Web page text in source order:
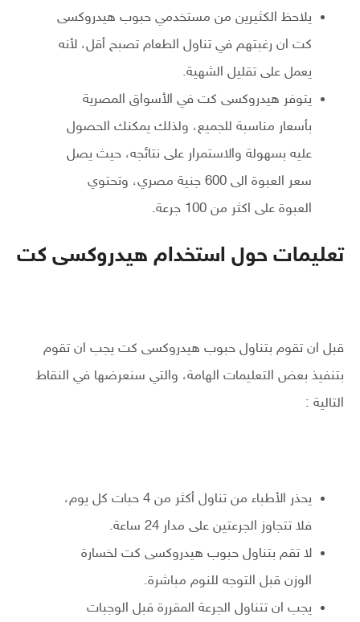
يلاحظ الكثيرين من مستخدمي حبوب هيدروكسى
كت ان رغبتهم في تناول الطعام تصبح أقل، لأنه
يعمل على تقليل الشهية.
يتوفر هيدروكسى كت في الأسواق المصرية
بأسعار مناسبة للجميع، ولذلك يمكنك الحصول
عليه بسهولة والاستمرار على نتائجه، حيث يصل
سعر العبوة الى 600 جنية مصري، وتحتوي
العبوة على اكثر من 100 جرعة.
تعليمات حول استخدام هيدروكسى كت
قبل ان تقوم بتناول حبوب هيدروكسى كت يجب ان تقوم
بتنفيذ بعض التعليمات الهامة، والتي سنعرضها في النقاط
التالية :
يحذر الأطباء من تناول أكثر من 4 حبات كل يوم،
فلا تتجاوز الجرعتين على مدار 24 ساعة.
لا تقم بتناول حبوب هيدروكسى كت لخسارة
الوزن قبل التوجه للنوم مباشرة.
يجب ان تتناول الجرعة المقررة قبل الوجبات